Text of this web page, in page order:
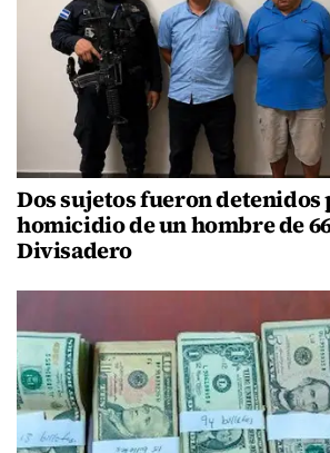
Dos sujetos fueron detenidos
homicidio de un hombre de
Divisadero